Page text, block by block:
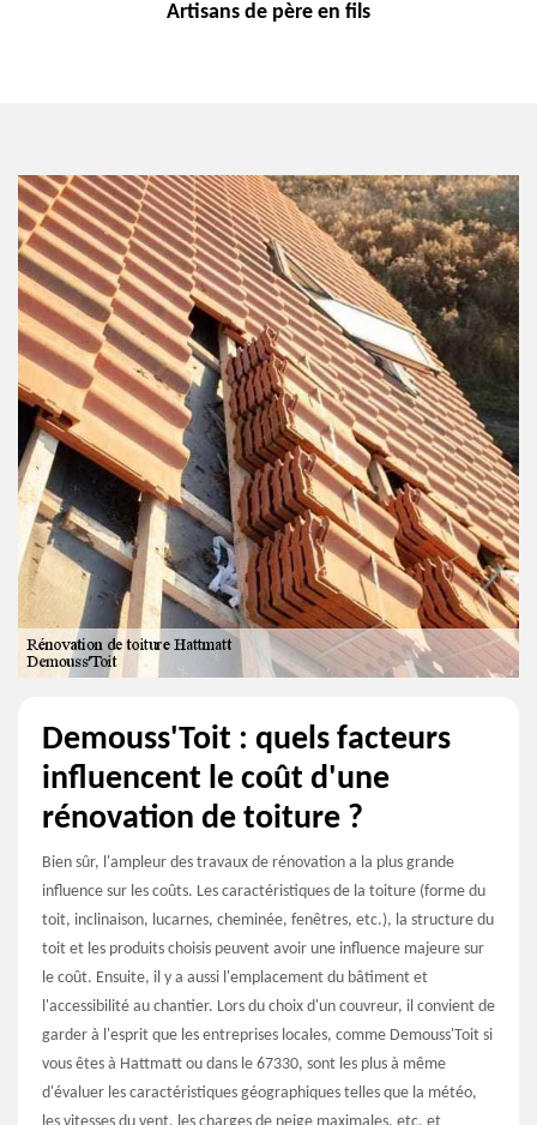
Artisans de père en fils
Demouss'Toit : quels facteurs
influencent le coût d'une
rénovation de toiture ?
Bien sûr, l'ampleur des travaux de rénovation a la plus grande
influence sur les coûts. Les caractéristiques de la toiture (forme du
toit, inclinaison, lucarnes, cheminée, fenêtres, etc.), la structure du
toit et les produits choisis peuvent avoir une influence majeure sur
le coût. Ensuite, il y a aussi l'emplacement du bâtiment et
l'accessibilité au chantier. Lors du choix d'un couvreur, il convient de
garder à l'esprit que les entreprises locales, comme Demouss'Toit si
vous êtes à Hattmatt ou dans le 67330, sont les plus à même
d'évaluer les caractéristiques géographiques telles que la météo,